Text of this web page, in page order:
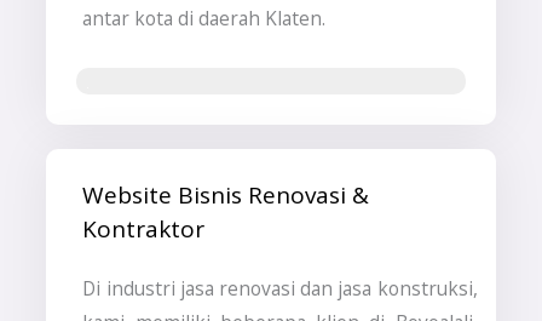
antar kota di daerah Klaten.
Website Bisnis Renovasi &
Kontraktor
Di industri jasa renovasi dan jasa konstruksi,